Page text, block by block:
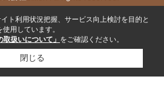
ト利用状況把握、サービス向上検討を目的と
用しています。
取扱いについて」 をご確認ください。
閉じる